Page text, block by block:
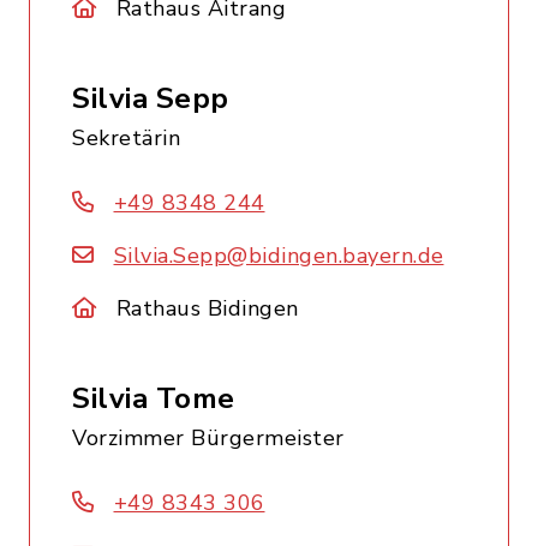
Rathaus Aitrang
Silvia Sepp
Sekretärin
+49 8348 244
Silvia.Sepp@bidingen.bayern.de
Rathaus Bidingen
Silvia Tome
Vorzimmer Bürgermeister
+49 8343 306